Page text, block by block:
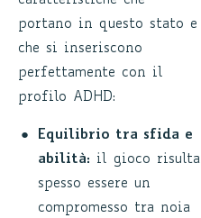
portano in questo stato e
che si inseriscono
perfettamente con il
profilo ADHD:
Equilibrio tra sfida e
abilità: il gioco risulta
spesso essere un
compromesso tra noia